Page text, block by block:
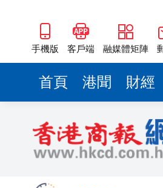
手機版 客戶端 融媒體矩陣
首頁 港聞 財經